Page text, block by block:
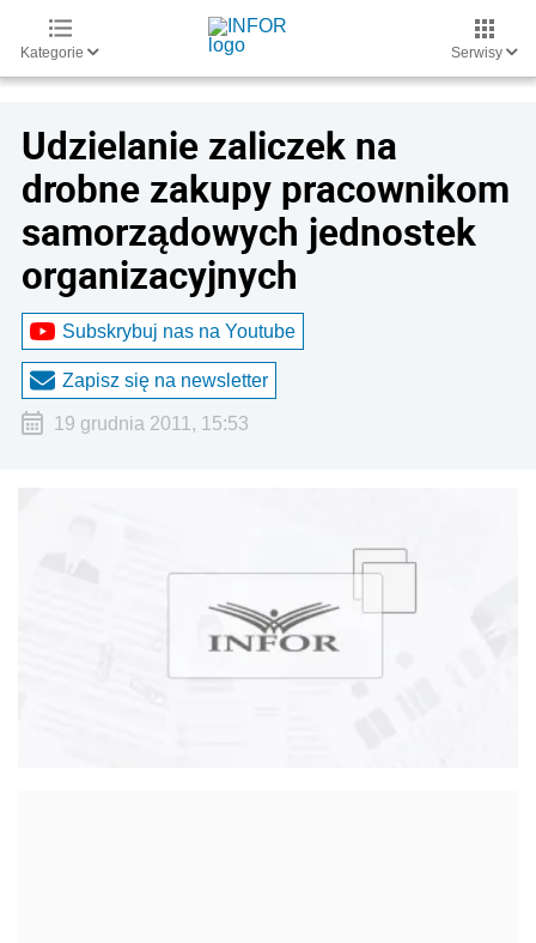
Kategorie Serwisy
Udzielanie zaliczek na
drobne zakupy pracownikom
samorządowych jednostek
organizacyjnych
Subskrybuj nas na Youtube
Zapisz się na newsletter
19 grudnia 2011, 15:53